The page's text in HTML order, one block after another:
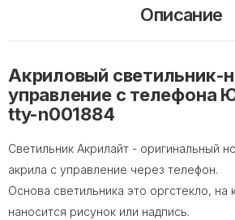
Описание
Акриловый светильник-
управление с телефона
tty-n001884
Светильник Акрилайт - оригинальный
акрила с управление через телефон.
Основа светильника это оргстекло, на
наносится рисунок или надпись.